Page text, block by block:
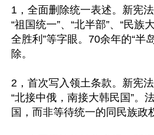
1，全面删除统一表述。新宪
“祖国统一”、“北半部”、“民族
全胜利”等字眼。70余年的“半
除。
2，首次写入领土条款。新宪
“北接中俄，南接大韩民国”。
国，而非等待统一的同民族政